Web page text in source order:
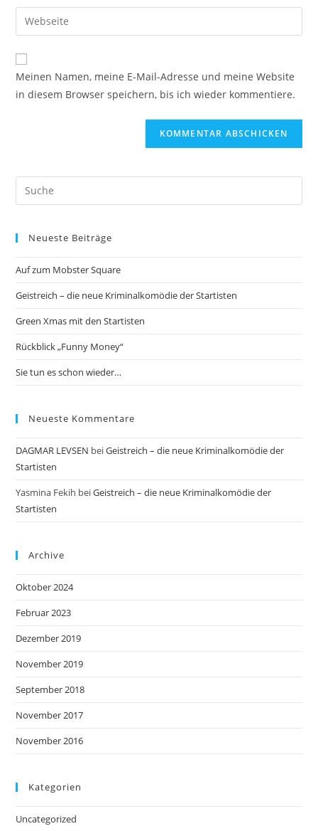
zum
Kommentieren
ein
E-
Mail-
zum
Kommentieren
ein
Gib
deine
Website-
URL
Meinen Namen, meine E-Mail-Adresse und meine Website
in diesem Browser speichern, bis ich wieder kommentiere.
Suche
nach:
Neueste Beiträge
Auf zum Mobster Square
Geistreich – die neue Kriminalkomödie der Startisten
Green Xmas mit den Startisten
Rückblick „Funny Money“
Sie tun es schon wieder…
Neueste Kommentare
DAGMAR LEVSEN beiGeistreich – die neue Kriminalkomödie der
Startisten
Yasmina Fekih beiGeistreich – die neue Kriminalkomödie der
Startisten
Archive
Oktober 2024
Februar 2023
Dezember 2019
November 2019
September 2018
November 2017
November 2016
Kategorien
Uncategorized